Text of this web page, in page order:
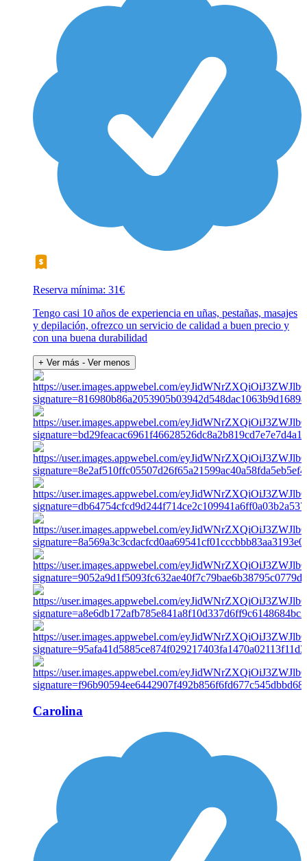
Reserva mínima: 31€
Tengo casi 10 años de experiencia en uñas, pestañas, masajes
y depilación, ofrezco un servicio de calidad a buen precio y
con una buena durabilidad
+ Ver más - Ver menos
Carolina